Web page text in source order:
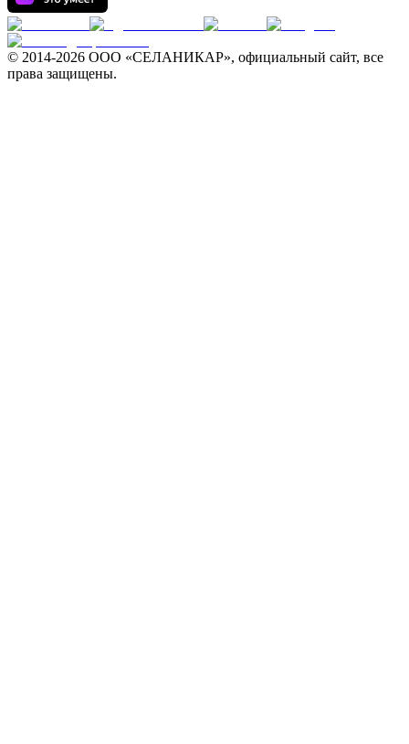
© 2014-2026 ООО «СЕЛАНИКАР», официальный сайт, все
права защищены.